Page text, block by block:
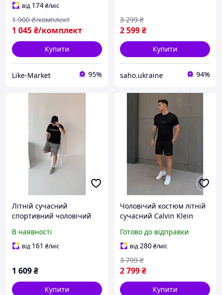
від 174₴/міс
1 045₴/комплект
1 900 ₴/комплект
Купити
Like-Market 95%
2 599₴
3 299 ₴
Купити
saho.ukraine 94%
Літній сучасний
спортивний чоловічий
сірий m-l xl-2хл
В наявності
від 161 ₴/міс
1 609₴
Купити
Чоловічий костюм літній
сучасний Calvin Klein
шорти на гумці Кельвін
Кляйн хлопцю
Готово до відправки
від280₴/міс
2 799₴
3 799 ₴
Купити